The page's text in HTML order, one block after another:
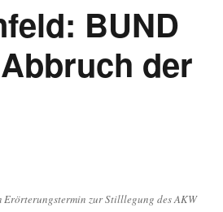
BUND
der
zur Stilllegung des AKW